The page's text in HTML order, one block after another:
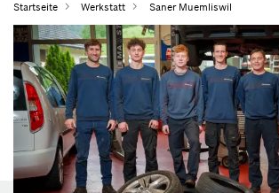
Startseite Werkstatt Saner Muemliswil